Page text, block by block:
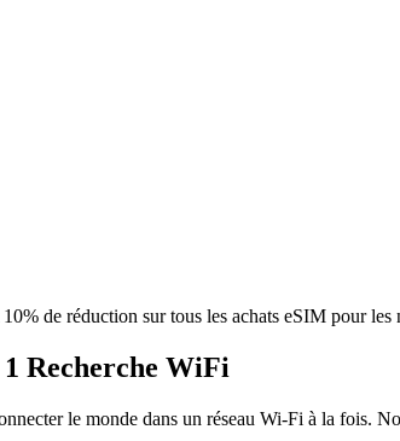
de réduction sur tous les achats eSIM pour les
Recherche WiFi
le monde dans un réseau Wi-Fi à la fois.